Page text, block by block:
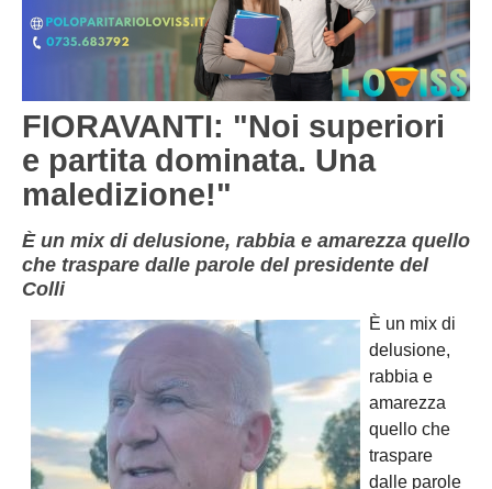
FIORAVANTI: "Noi superiori
e partita dominata. Una
maledizione!"
È un mix di delusione, rabbia e amarezza quello
che traspare dalle parole del presidente del
Colli
È un mix di
delusione,
rabbia e
amarezza
quello che
traspare
dalle parole